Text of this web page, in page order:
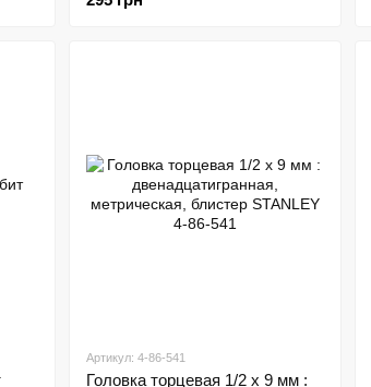
Артикул: 4-86-541
Головка торцевая 1/2 х 9 мм :